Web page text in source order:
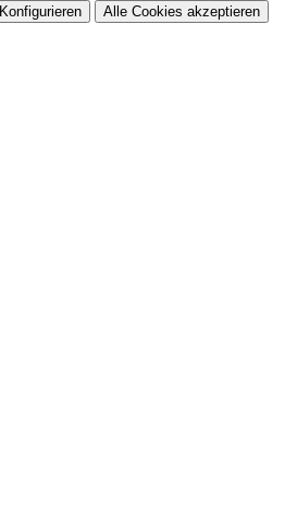
Konfigurieren Alle Cookies akzeptieren